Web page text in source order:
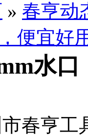
» 春亨动
便宜好
水
春亨工